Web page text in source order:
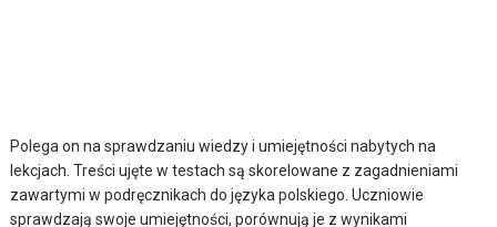
Polega on na sprawdzaniu wiedzy i umiejętności nabytych na
lekcjach. Treści ujęte w testach są skorelowane z zagadnieniami
zawartymi w podręcznikach do języka polskiego. Uczniowie
sprawdzają swoje umiejętności, porównują je z wynikami